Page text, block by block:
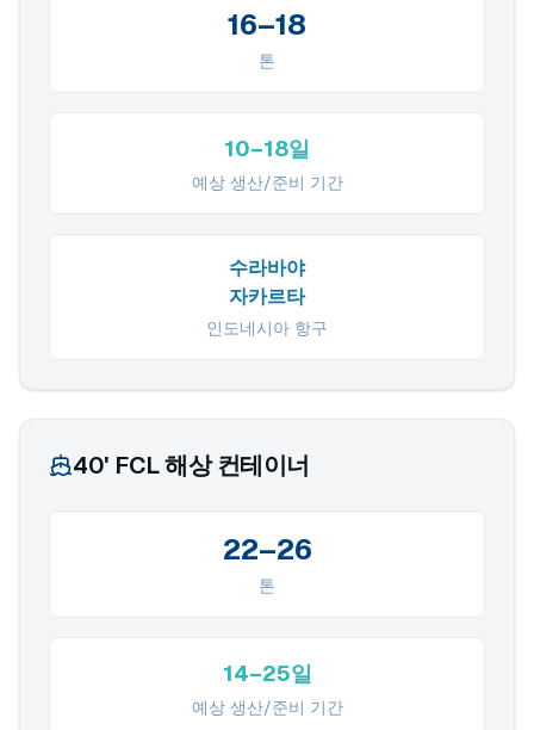
16–18
톤
10–18일
예상 생산/준비 기간
수라바야
자카르타
인도네시아 항구
40' FCL 해상 컨테이너
22–26
톤
14–25일
예상 생산/준비 기간